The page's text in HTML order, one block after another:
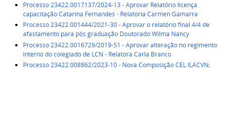
Processo 23422.0017137/2024-13 - Aprovar Relatório licença
capacitação Catarina Fernandes - Relatoria Carmen Gamarra
Processo 23422.001444/2021-30 - Aprovar o relatório final 4/4 de
afastamento para pós graduação Doutorado Wilma Nancy
Processo 23422.0016729/2019-51 - Aprovar alteração no regimento
interno do colegiado de LCN - Relatora Carla Branco
Processo 23422.008862/2023-10 - Nova Composição CEL ILACVN;